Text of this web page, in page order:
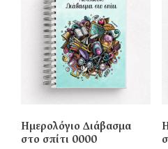
Ημερολόγιο Διάβασμα
στο σπίτι 0000